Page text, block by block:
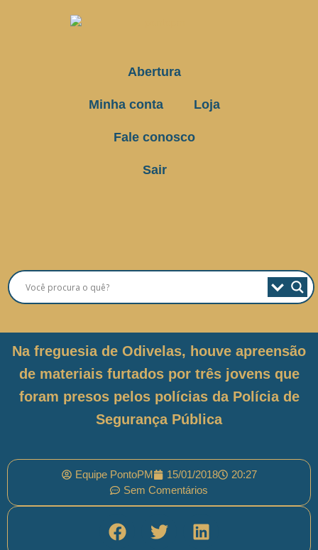
Abertura
Minha conta Loja
Fale conosco
Sair
Na freguesia de Odivelas, houve apreensão
de materiais furtados por três jovens que
foram presos pelos polícias da Polícia de
Segurança Pública
Equipe PontoPM 15/01/2018
20:27
Sem Comentários